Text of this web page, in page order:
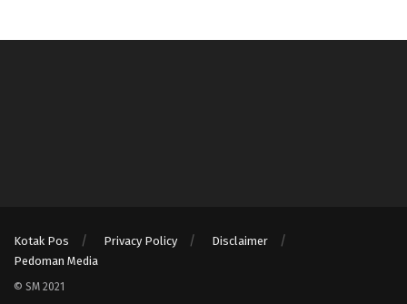
Kotak Pos Privacy Policy
Disclaimer
Pedoman Media
© SM 2021